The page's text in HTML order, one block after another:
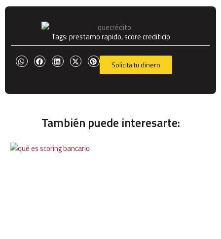
Tags:prestamo rapido,score crediticio
Solicita tu dinero
También puede interesarte: